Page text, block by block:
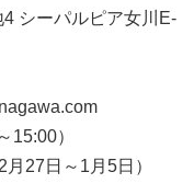
シーパルピア女川E-
15:00）
27日～1月5日）